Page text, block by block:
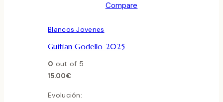
Compare
Blancos Jovenes
Guitian Godello 2025
0 out of 5
15.00€
Evolución: